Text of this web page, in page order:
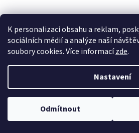
K personalizaci obsahu a reklam,
sociálních médií a analýze naší
soubory cookies. Více informacízde.
Nastavení
Odmítnout
Popis
Diskuze
Vytvořil
Copyright 2026Rekupka, s.r.o.
.
Upravit nastavení